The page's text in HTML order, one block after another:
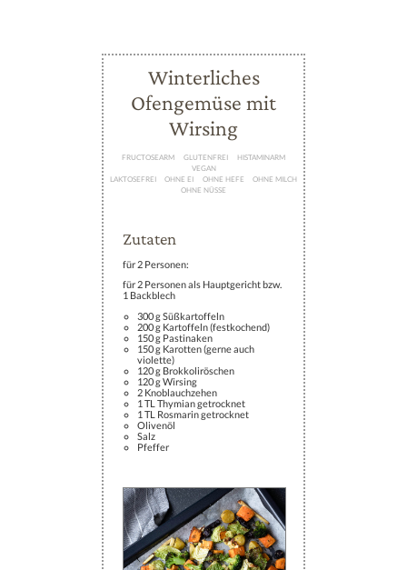
Winterliches
Ofengemüse mit
Wirsing
FRUCTOSEARM GLUTENFREI
HISTAMINARM
VEGAN
LAKTOSEFREI
OHNE EI OHNE HEFE
OHNE MILCH
OHNE NÜSSE
Zutaten
für 2 Personen:
für 2 Personen als Hauptgericht bzw.
1 Backblech
300 g Süßkartoffeln
200 g Kartoffeln (festkochend)
150 g Pastinaken
150 g Karotten (gerne auch
violette)
120 g Brokkoliröschen
120 g Wirsing
2 Knoblauchzehen
1 TL Thymian getrocknet
1 TL Rosmarin getrocknet
Olivenöl
Salz
Pfeffer